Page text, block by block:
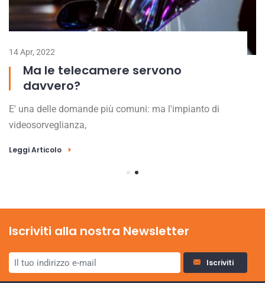
14 Apr, 2022
Ma le telecamere servono
davvero?
E' una delle domande più comuni: ma l'impianto di
videosorveglianza,
Leggi Articolo
Iscriviti alla nostra Newsletter
Iscriviti